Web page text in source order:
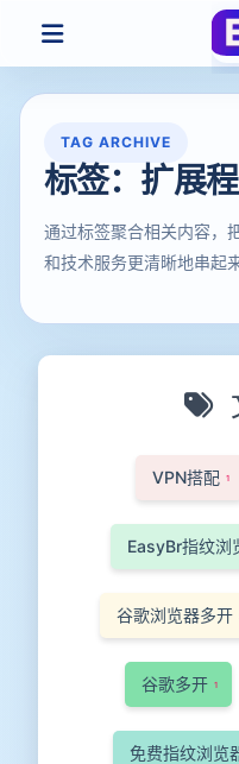
TAG ARCHIVE
标签：扩展
通过标签聚合相关内容，
和技术服务更清晰地串起来
VPN搭配 1
EasyBr指纹浏
谷歌浏览器多开
谷歌多开 1
免费指纹浏览